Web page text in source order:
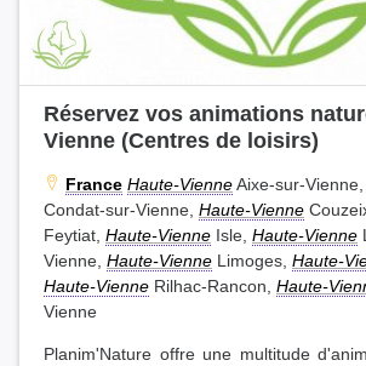
Réservez vos animations
Vienne (Centres de loisirs)
France Haute-VienneAixe-sur-Vienne,
Condat-sur-Vienne, Haute-Vienne
Feytiat, Haute-Vienne Isle, Haute-Vienne
Vienne, Haute-Vienne Limoges, Haute-
Haute-Vienne Rilhac-Rancon, Haute-
Vienne
Planim'Nature offre une multitude